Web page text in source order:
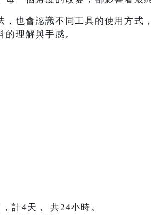
也會認識不同工具的使用方式
理解與手感。
計4天， 共24小時。